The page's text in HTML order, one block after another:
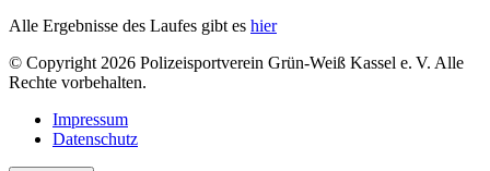
Alle Ergebnisse des Laufes gibt es hier
© Copyright 2026 Polizeisportverein Grün-Weiß Kassel e. V. Alle
Rechte vorbehalten.
Impressum
Datenschutz